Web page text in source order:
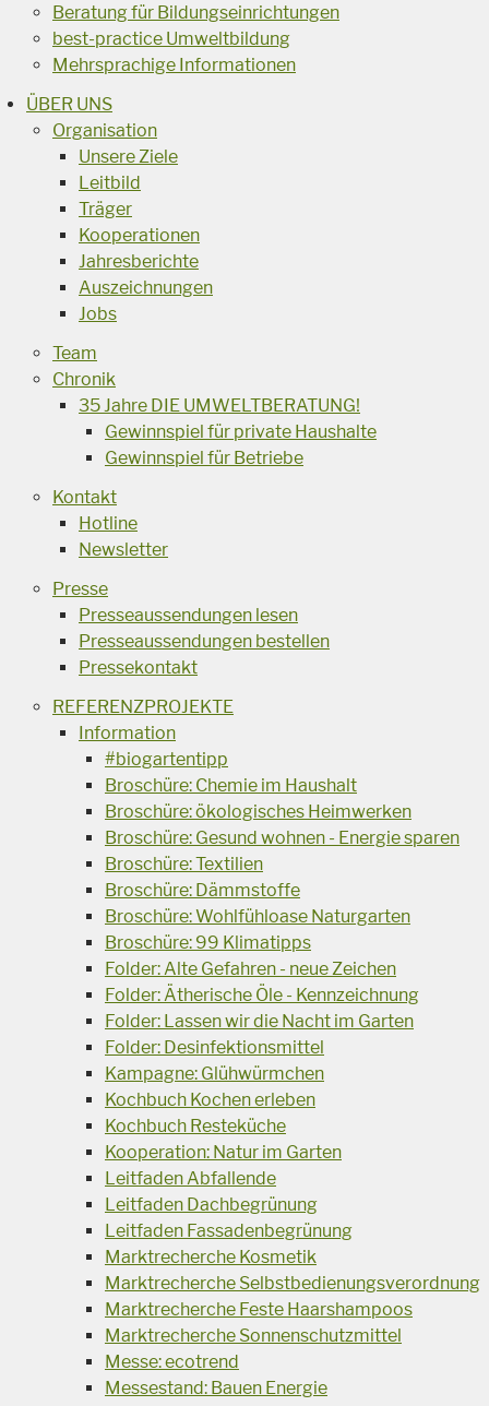
Beratung für Bildungseinrichtungen
best-practice Umweltbildung
Mehrsprachige Informationen
ÜBER UNS
Organisation
Unsere Ziele
Leitbild
Träger
Kooperationen
Jahresberichte
Auszeichnungen
Jobs
Team
Chronik
35 Jahre DIE UMWELTBERATUNG!
Gewinnspiel für private Haushalte
Gewinnspiel für Betriebe
Kontakt
Hotline
Newsletter
Presse
Presseaussendungen lesen
Presseaussendungen bestellen
Pressekontakt
REFERENZPROJEKTE
Information
#biogartentipp
Broschüre: Chemie im Haushalt
Broschüre: ökologisches Heimwerken
Broschüre: Gesund wohnen - Energie sparen
Broschüre: Textilien
Broschüre: Dämmstoffe
Broschüre: Wohlfühloase Naturgarten
Broschüre: 99 Klimatipps
Folder: Alte Gefahren - neue Zeichen
Folder: Ätherische Öle - Kennzeichnung
Folder: Lassen wir die Nacht im Garten
Folder: Desinfektionsmittel
Kampagne: Glühwürmchen
Kochbuch Kochen erleben
Kochbuch Resteküche
Kooperation: Natur im Garten
Leitfaden Abfallende
Leitfaden Dachbegrünung
Leitfaden Fassadenbegrünung
Marktrecherche Kosmetik
Marktrecherche Selbstbedienungsverordnung
Marktrecherche Feste Haarshampoos
Marktrecherche Sonnenschutzmittel
Messe: ecotrend
Messestand: Bauen Energie